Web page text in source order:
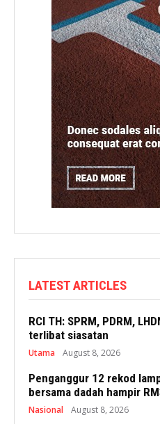
LATEST ARTICLES
RCI TH: SPRM, PDRM,
terlibat siasatan
Utama August 8, 2026
Penganggur 12 rekod
bersama dadah hampir
Nasional August 8, 2026